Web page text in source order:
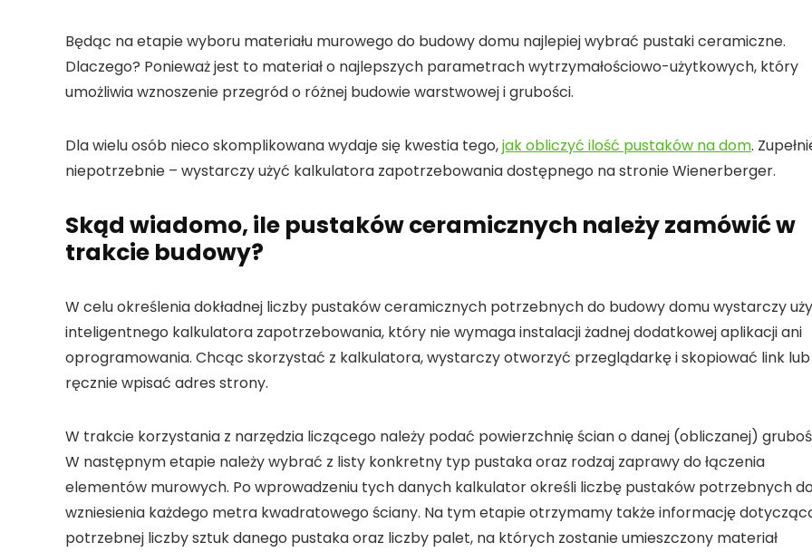
Będąc na etapie wyboru materiału murowego do budowy domu najlepiej wybrać pustaki ceramiczne.
Dlaczego? Ponieważ jest to materiał o najlepszych parametrach wytrzymałościowo-użytkowych, który
umożliwia wznoszenie przegród o różnej budowie warstwowej i grubości.
Dla wielu osób nieco skomplikowana wydaje się kwestia tego,jak obliczyć ilość pustaków na dom.
niepotrzebnie – wystarczy użyć kalkulatora zapotrzebowania dostępnego na stronie Wienerberger.
Skąd wiadomo, ile pustaków ceramicznych należy zamówić w
trakcie budowy?
W celu określenia dokładnej liczby pustaków ceramicznych potrzebnych do budowy domu wystarczy
inteligentnego kalkulatora zapotrzebowania, który nie wymaga instalacji żadnej dodatkowej aplikacji ani
oprogramowania. Chcąc skorzystać z kalkulatora, wystarczy otworzyć przeglądarkę i skopiować link lub
ręcznie wpisać adres strony.
W trakcie korzystania z narzędzia liczącego należy podać powierzchnię ścian o danej (obliczanej)
W następnym etapie należy wybrać z listy konkretny typ pustaka oraz rodzaj zaprawy do łączenia
elementów murowych. Po wprowadzeniu tych danych kalkulator określi liczbę pustaków potrzebnych do
wzniesienia każdego metra kwadratowego ściany. Na tym etapie otrzymamy także informację
potrzebnej liczby sztuk danego pustaka oraz liczby palet, na których zostanie umieszczony materiał